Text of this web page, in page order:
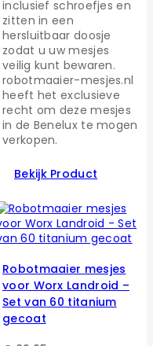
inclusief schroefjes en
zitten in een
hersluitbaar doosje
zodat u uw mesjes
veilig kunt bewaren.
robotmaaier-mesjes.nl
heeft het exclusieve
recht om deze mesjes
in de Benelux te mogen
verkopen.
Bekijk Product
Robotmaaier mesjes
voor Worx Landroid –
Set van 60 titanium
gecoat